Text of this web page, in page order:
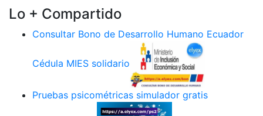
Lo + Compartido
Consultar Bono de Desarrollo Humano Ecuador
Cédula MIES solidario
Pruebas psicométricas simulador gratis